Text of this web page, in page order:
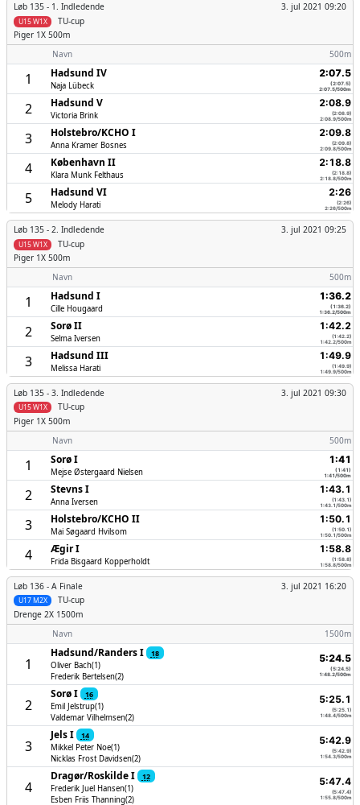
Løb 135 - 1. Indledende
TU-cup
3. jul 2021 09:20
U15 W1X
Piger 1X 500m
Navn
500m
1 Hadsund IV
Naja Lübeck
2:07.5
(2:07.5)
2:07.5/500m
2 Hadsund V
Victoria Brink
2:08.9
(2:08.9)
2:08.9/500m
3 Holstebro/­KCHO I
Anna Kramer Bosnes
2:09.8
(2:09.8)
2:09.8/500m
4 København II
Klara Munk Felthaus
2:18.8
(2:18.8)
2:18.8/500m
5 Hadsund VI
Melody Harati
2:26
(2:26)
2:26/500m
Løb 135 - 2. Indledende
TU-cup
3. jul 2021 09:25
U15 W1X
Piger 1X 500m
Navn
500m
1 Hadsund I
Cille Hougaard
1:36.2
(1:36.2)
1:36.2/500m
2 Sorø II
Selma Iversen
1:42.2
(1:42.2)
1:42.2/500m
3 Hadsund III
Melissa Harati
1:49.9
(1:49.9)
1:49.9/500m
Løb 135 - 3. Indledende
TU-cup
3. jul 2021 09:30
U15 W1X
Piger 1X 500m
Navn
500m
1 Sorø I
Mejse Østergaard Nielsen
1:41
(1:41)
1:41/500m
2 Stevns I
Anna Iversen
1:43.1
(1:43.1)
1:43.1/500m
3 Holstebro/­KCHO II
Mai Søgaard Hvilsom
1:50.1
(1:50.1)
1:50.1/500m
4 Ægir I
Frida Bisgaard Kopperholdt
1:58.8
(1:58.8)
1:58.8/500m
Løb 136 - A Finale
TU-cup
3. jul 2021 16:20
U17 M2X
Drenge 2X 1500m
Navn
1500m
1
Hadsund/­Randers I
18
Oliver Bach(1)
Frederik Bertelsen(2)
5:24.5
(5:24.5)
1:48.2/500m
2
Sorø I
16
Emil Jelstrup(1)
Valdemar Vilhelmsen(2)
5:25.1
(5:25.1)
1:48.4/500m
3
Jels I
14
Mikkel Peter Noe(1)
Nicklas Frost Davidsen(2)
5:42.9
(5:42.9)
1:54.3/500m
4
Dragør/­Roskilde I
12
Frederik Juel Hansen(1)
Esben Friis Thanning(2)
5:47.4
(5:47.4)
1:55.8/500m